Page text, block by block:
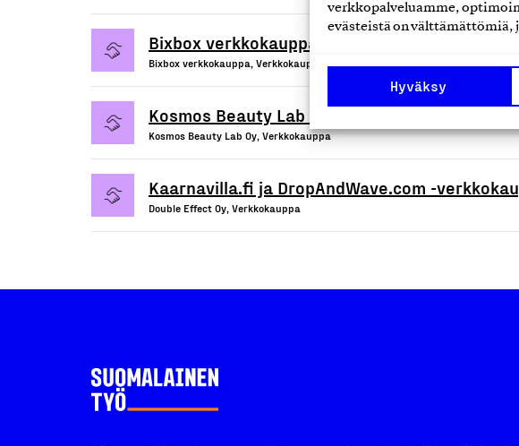
verkkopalveluamme,
evästeistä on
Hyväksy
Bixbox verkkokauppa
Bixbox verkkokauppa, Verkkokauppa
Kosmos Beauty Lab Oy
Kosmos Beauty Lab Oy, Verkkokauppa
Kaarnavilla.fi ja DropAndWave.com -
Double Effect Oy, Verkkokauppa